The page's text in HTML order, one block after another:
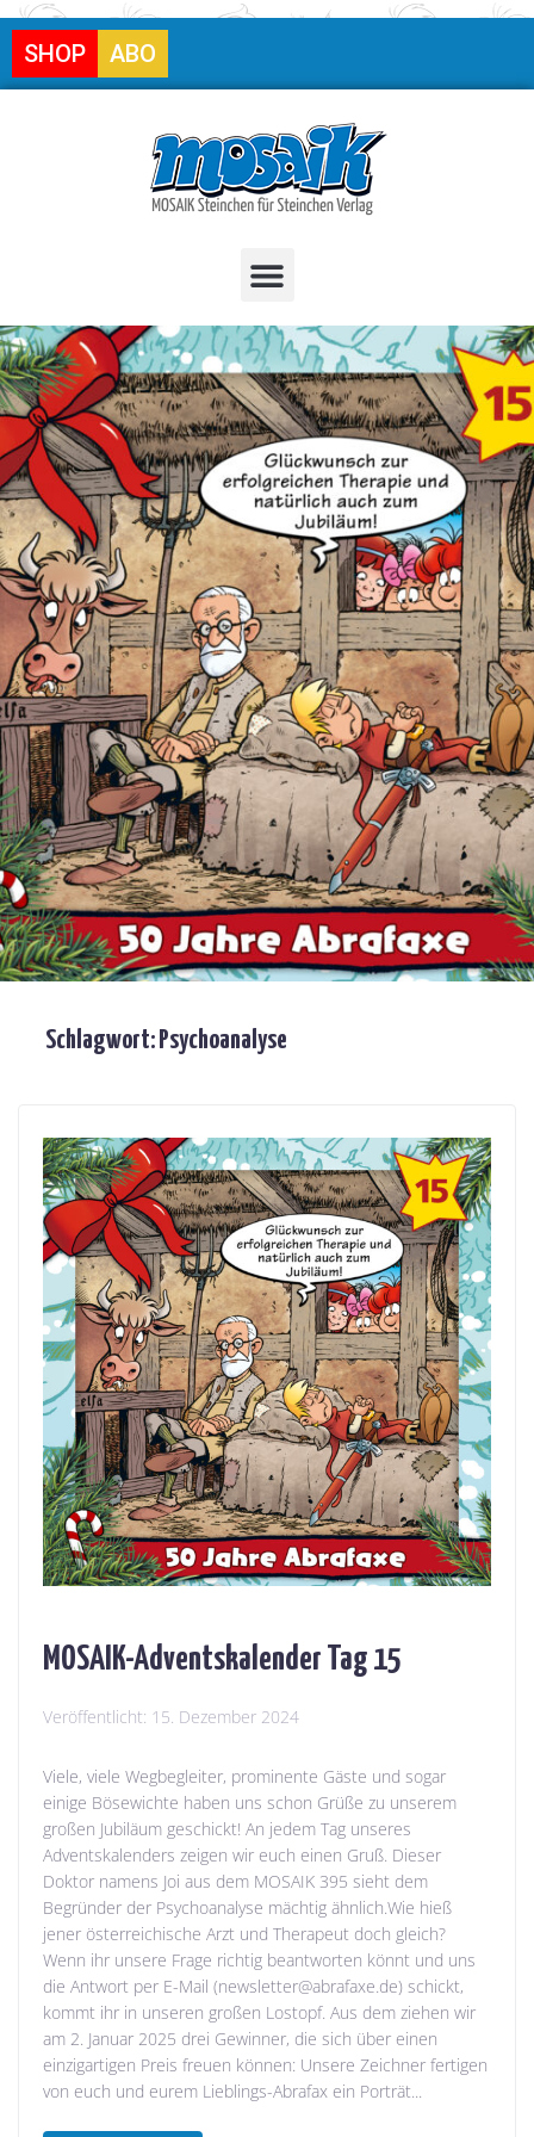
SHOP ABO
Schlagwort:Psychoanalyse
MOSAIK-Adventskalender Tag 15
Veröffentlicht: 15. Dezember 2024
Viele, viele Wegbegleiter, prominente Gäste und sogar
einige Bösewichte haben uns schon Grüße zu unserem
großen Jubiläum geschickt! An jedem Tag unseres
Adventskalenders zeigen wir euch einen Gruß. Dieser
Doktor namens Joi aus dem MOSAIK 395 sieht dem
Begründer der Psychoanalyse mächtig ähnlich.Wie hieß
jener österreichische Arzt und Therapeut doch gleich?
Wenn ihr unsere Frage richtig beantworten könnt und uns
die Antwort per E-Mail (newsletter@abrafaxe.de) schickt,
kommt ihr in unseren großen Lostopf. Aus dem ziehen wir
am 2. Januar 2025 drei Gewinner, die sich über einen
einzigartigen Preis freuen können: Unsere Zeichner fertigen
von euch und eurem Lieblings-Abrafax ein Porträt...